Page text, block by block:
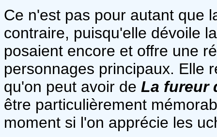
Ce n'est pas pour autant que
contraire, puisqu'elle dévoile
posaient encore et offre une
personnages principaux. Elle
qu'on peut avoir de La fureur
être particulièrement
moment si l'on apprécie les